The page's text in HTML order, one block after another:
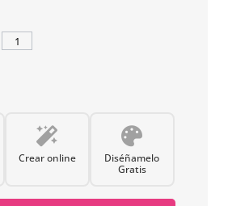
Crear online
Diséñamelo
Gratis